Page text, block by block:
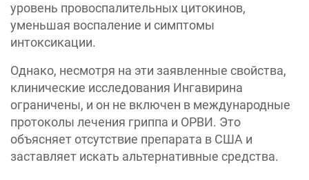
уровень провоспалительных цитокинов,
уменьшая воспаление и симптомы
интоксикации.
Однако, несмотря на эти заявленные свойства,
клинические исследования Ингавирина
ограничены, и он не включен в международные
протоколы лечения гриппа и ОРВИ. Это
объясняет отсутствие препарата в США и
заставляет искать альтернативные средства.